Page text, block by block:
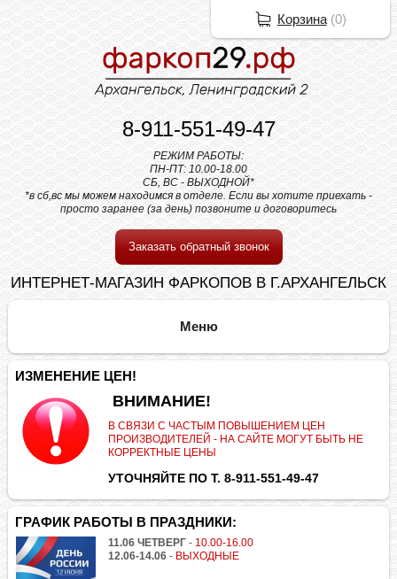
8-911-551-49-47
РЕЖИМ РАБОТЫ:
ПН-ПТ: 10.00-18.00
СБ, ВС - ВЫХОДНОЙ*
*в сб,вс мы можем находимся в отделе. Если вы хотите приехать -
просто заранее (за день) позвоните и договоритесь
Заказать обратный звонок
ИНТЕРНЕТ-МАГАЗИН ФАРКОПОВ В Г.АРХАНГЕЛЬСК
ИЗМЕНЕНИЕ ЦЕН!
ВНИМАНИЕ!
В СВЯЗИ С ЧАСТЫМ ПОВЫШЕНИЕМ ЦЕН
ПРОИЗВОДИТЕЛЕЙ - НА САЙТЕ МОГУТ БЫТЬ НЕ
КОРРЕКТНЫЕ ЦЕНЫ
УТОЧНЯЙТЕ ПО Т. 8-911-551-49-47
ГРАФИК РАБОТЫ В ПРАЗДНИКИ:
11.06 ЧЕТВЕРГ - 10.00-16.00
12.06-14.06 - ВЫХОДНЫЕ
Корзина(0)